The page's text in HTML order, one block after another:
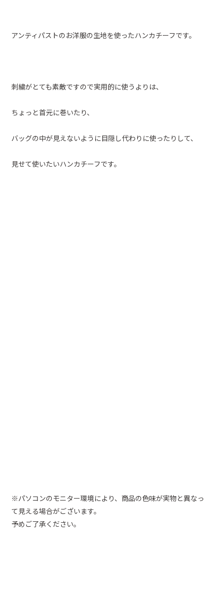
アンティパストのお洋服の生地を使ったハンカチーフです。
刺繍がとても素敵ですので実用的に使うよりは、
ちょっと首元に巻いたり、
バッグの中が見えないように目隠し代わりに使ったりして、
見せて使いたいハンカチーフです。
※パソコンのモニター環境により、商品の色味が実物と異なっ
て見える場合がございます。
予めご了承ください。